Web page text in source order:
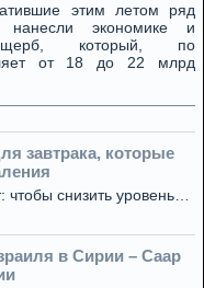
этим летом ряд
нанесли экономике и
ущерб, который, по
от 18 до 22 млрд
завтрака, которые
снизить уровень…
в Сирии – Саар